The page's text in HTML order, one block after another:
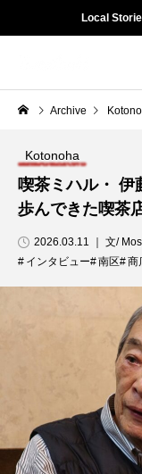
CATEGORY
Culture
陽龍 ー 名古屋・黒川
で54年。街に愛され
たラーメン店が暖簾を
下ろす
2026.07.29 ｜ 文・写
Local
Archive
Kotonoha
喫茶ミハル・ 伊
歩んできた喫茶
2026.03.11 ｜ 文/
インタビュー
南区 商